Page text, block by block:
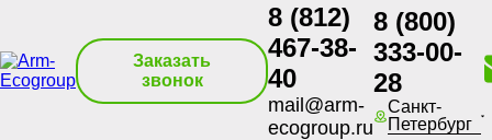
Заказать
звонок
8 (812)
467-38-
40
mail@arm-
ecogroup.ru
8 (800)
333-00-
28
Санкт-
Петербург